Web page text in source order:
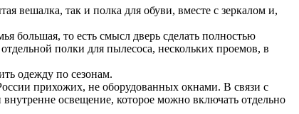
вешалка, так и полка для обуви, вместе с зеркалом и,
большая, то есть смысл дверь сделать полностью
полки для пылесоса, нескольких проемов, в
одежду по сезонам.
прихожих, не оборудованных окнами. В связи с
освещение, которое можно включать отдельно